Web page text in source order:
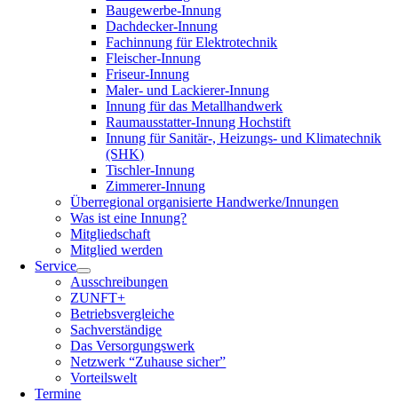
Baugewerbe-Innung
Dachdecker-Innung
Fachinnung für Elektrotechnik
Fleischer-Innung
Friseur-Innung
Maler- und Lackierer-Innung
Innung für das Metallhandwerk
Raumausstatter-Innung Hochstift
Innung für Sanitär-, Heizungs- und Klimatechnik
(SHK)
Tischler-Innung
Zimmerer-Innung
Überregional organisierte Handwerke/Innungen
Was ist eine Innung?
Mitgliedschaft
Mitglied werden
Service
Ausschreibungen
ZUNFT+
Betriebsvergleiche
Sachverständige
Das Versorgungswerk
Netzwerk “Zuhause sicher”
Vorteilswelt
Termine